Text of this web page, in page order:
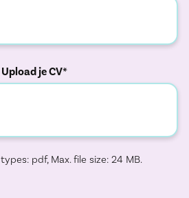
Upload je CV*
pdf, Max. file size: 24 MB.